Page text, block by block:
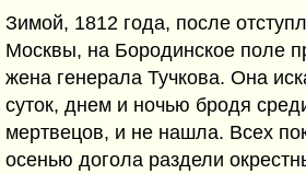
Зимой, 1812 года, после
Москвы, на Бородинское поле
жена генерала Тучкова. Она
суток, днем и ночью бродя
мертвецов, и не нашла. Всех
осенью догола раздели